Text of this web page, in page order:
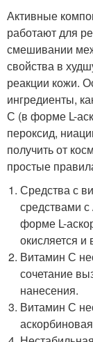
Активные
работают для
смешивании
свойства в
реакции кожи.
ингредиенты,
С (в форме L-
пероксид,
получить от
простые
Средства с
средствами
форме L-
окисляется
Витамин С
сочетание
нанесения.
Витамин С